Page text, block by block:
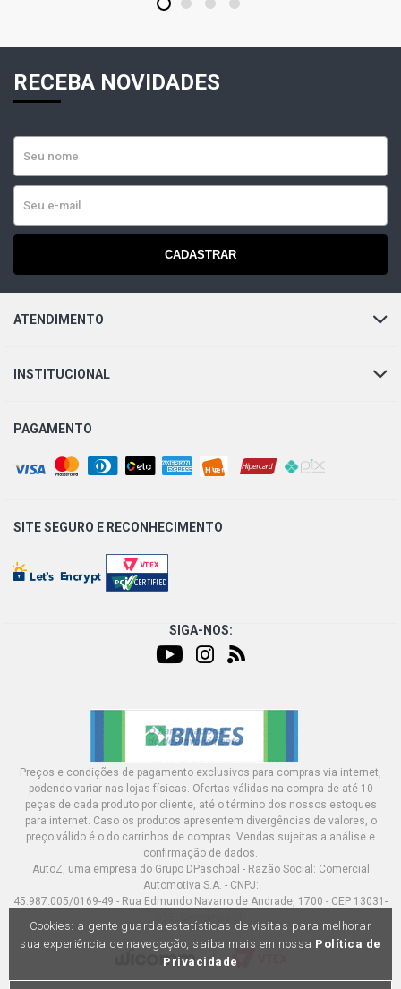
1 2 3 4
RECEBA NOVIDADES
CADASTRAR
ATENDIMENTO
INSTITUCIONAL
PAGAMENTO
SITE SEGURO E RECONHECIMENTO
SIGA-NOS:
Preços e condições de pagamento exclusivos para compras via internet,
podendo variar nas lojas físicas. Ofertas válidas na compra de até 10
peças de cada produto por cliente, até o término dos nossos estoques
para internet. Caso os produtos apresentem divergências de valores, o
preço válido é o do carrinhos de compras. Vendas sujeitas a análise e
confirmação de dados.
AutoZ, uma empresa do Grupo DPaschoal - Razão Social: Comercial
Automotiva S.A. - CNPJ:
45.987.005/0169-49 - Rua Edmundo Navarro de Andrade, 1700 - CEP 13031-
Cookies: a gente guarda estatísticas de visitas para melhorar
sua experiência de navegação, saiba mais em nossa Política de
Privacidade